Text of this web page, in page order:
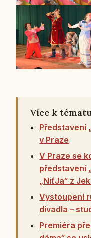
Více k
Představení
v Praze
V Praze se
představení
„NiťJa“ z
Vystoupení
divadla –
Premiéra